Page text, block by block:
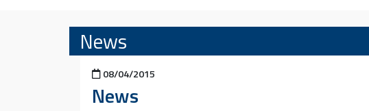
News
Pubblicato il
08/04/2015
News